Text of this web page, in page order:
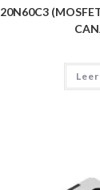
20N60C3